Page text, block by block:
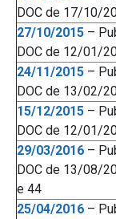
DOC de 17/10/
27/10/2015 –
DOC de 12/01/
24/11/2015 –
DOC de 13/02/
15/12/2015 –
DOC de 12/01/
29/03/2016 –
DOC de 13/08/
e 44
25/04/2016 –